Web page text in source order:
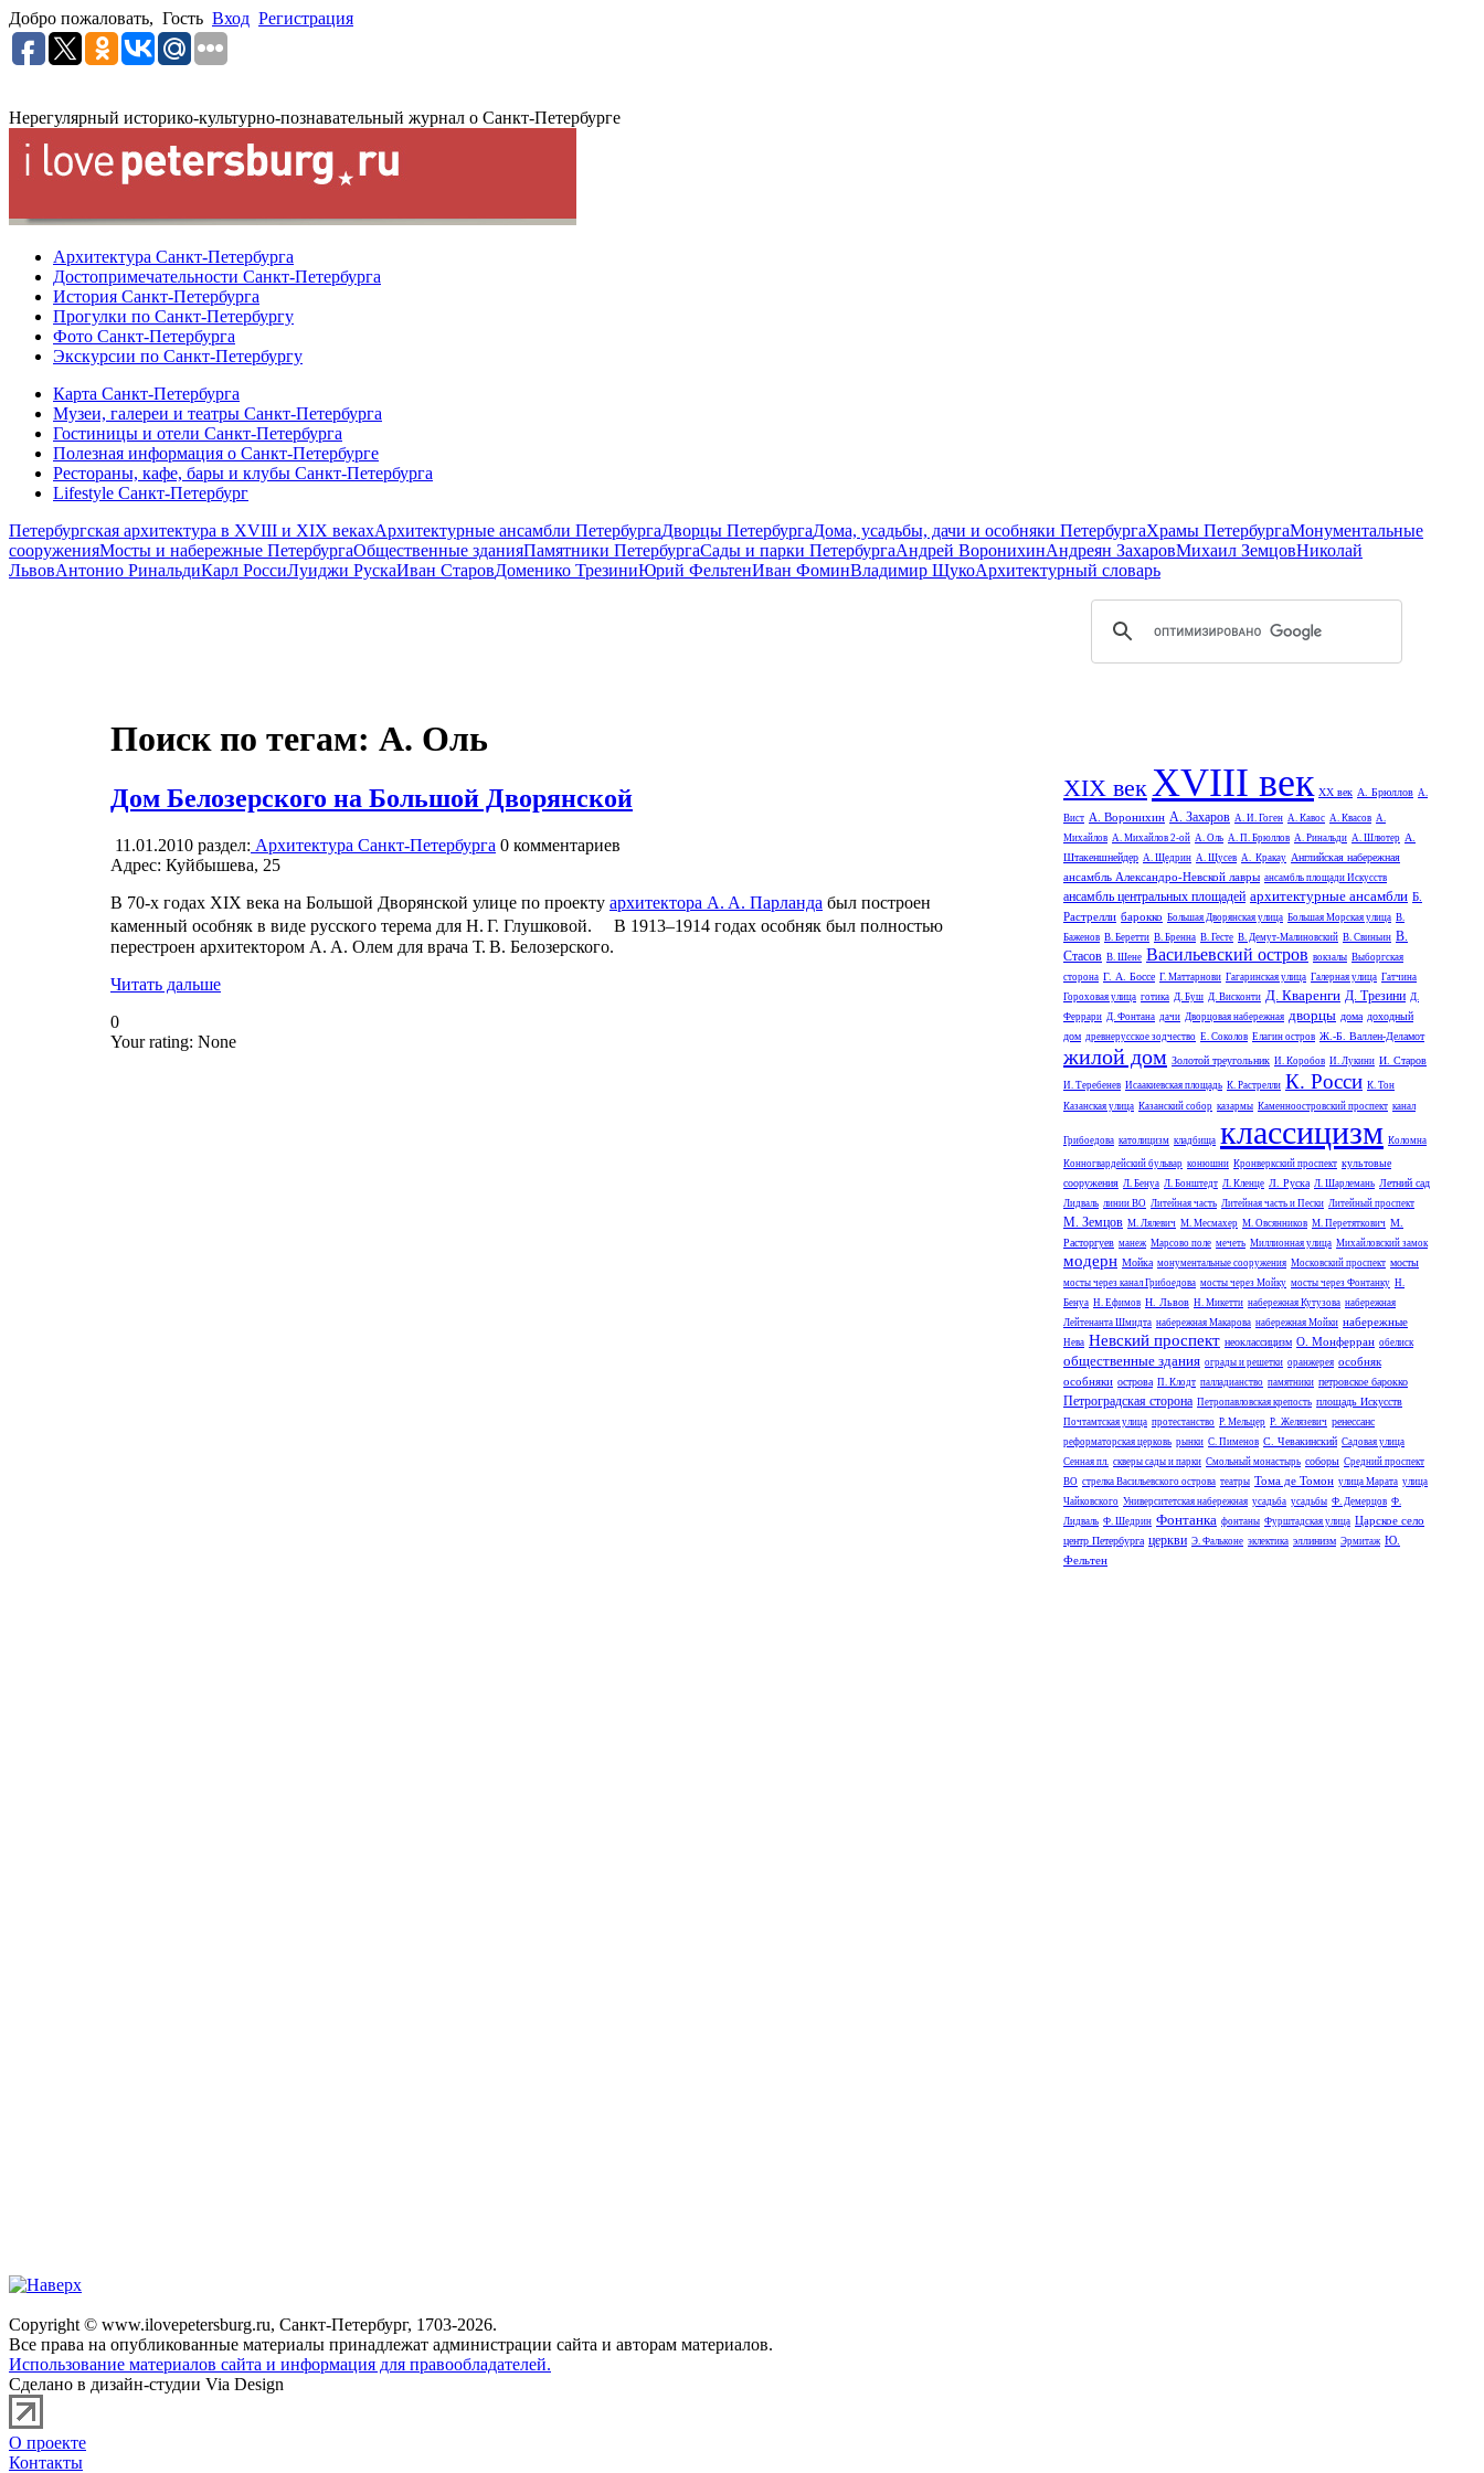
Добро пожаловать, Гость Вход Регистрация
Нерегулярный историко-культурно-познавательный журнал о Санкт-Петербурге
Архитектура Санкт-Петербурга
Достопримечательности Санкт-Петербурга
История Санкт-Петербурга
Прогулки по Санкт-Петербургу
Фото Санкт-Петербурга
Экскурсии по Санкт-Петербургу
Карта Санкт-Петербурга
Музеи, галереи и театры Санкт-Петербурга
Гостиницы и отели Санкт-Петербурга
Полезная информация о Санкт-Петербурге
Рестораны, кафе, бары и клубы Санкт-Петербурга
Lifestyle Санкт-Петербург
Петербургская архитектура в XVIII и XIX векахАрхитектурные ансамбли ПетербургаДворцы ПетербургаДома, усадьбы, дачи и особняки ПетербургаХрамы ПетербургаМонументальные
сооруженияМосты и набережные ПетербургаОбщественные зданияПамятники ПетербургаСады и парки ПетербургаАндрей ВоронихинАндреян ЗахаровМихаил ЗемцовНиколай
ЛьвовАнтонио РинальдиКарл РоссиЛуиджи РускаИван СтаровДоменико ТрезиниЮрий ФельтенИван ФоминВладимир ЩукоАрхитектурный словарь
Поиск по тегам: А. Оль
Дом Белозерского на Большой Дворянской
11.01.2010 раздел: Архитектура Санкт-Петербурга 0 комментариев
Адрес: Куйбышева, 25
В 70-х годах XIX века на Большой Дворянской улице по проекту архитектора А. А. Парланда был построен
каменный особняк в виде русского терема для Н. Г. Глушковой. В 1913–1914 годах особняк был полностью
перестроен архитектором А. А. Олем для врача Т. В. Белозерского.
Читать дальше
0
Your rating: None
XIX векXVIII век XX век А. Брюллов А.
Вист А. Воронихин А. Захаров А. И. Гоген А. Кавос А. Квасов А.
Михайлов А. Михайлов 2-ой А. Оль А. П. Брюллов А. Ринальди А. Шлютер А.
Штакеншнейдер А. Щедрин А. Щусев А. Кракау Английская набережная
ансамбль Александро-Невской лавры ансамбль площади Искусств
ансамбль центральных площадей архитектурные ансамбли Б.
Растрелли барокко Большая Дворянская улица Большая Морская улица В.
Баженов В. Беретти В. Бренна В. Гесте В. Демут-Малиновский В. Свиньин В.
Стасов В. Шене Васильевский остров вокзалы Выборгская
сторона Г. А. Боссе Г. Маттарнови Гагаринская улица Галерная улица Гатчина
Гороховая улица готика Д. Буш Д. Висконти Д. Кваренги Д. Трезини Д.
Феррари Д. Фонтана дачи Дворцовая набережная дворцы дома доходный
дом древнерусское зодчество Е. Соколов Елагин остров Ж.-Б. Валлен-Деламот
жилой дом Золотой треугольник И. Коробов И. Лукини И. Старов
И. Теребенев Исаакиевская площадь К. Растрелли К. Росси К. Тон
Казанская улица Казанский собор казармы Каменноостровский проспект канал
Грибоедова католицизм кладбища классицизм Коломна
Конногвардейский бульвар конюшни Кронверкский проспект культовые
сооружения Л. Бенуа Л. Бонштедт Л. Кленце Л. Руска Л. Шарлемань Летний сад
Лидваль линии ВО Литейная часть Литейная часть и Пески Литейный проспект
М. Земцов М. Лялевич М. Месмахер М. Овсянников М. Перетяткович М.
Расторгуев манеж Марсово поле мечеть Миллионная улица Михайловский замок
модерн Мойка монументальные сооружения Московский проспект мосты
мосты через канал Грибоедова мосты через Мойку мосты через Фонтанку Н.
Бенуа Н. Ефимов Н. Львов Н. Микетти набережная Кутузова набережная
Лейтенанта Шмидта набережная Макарова набережная Мойки набережные
Нева Невский проспект неоклассицизм О. Монферран обелиск
общественные здания ограды и решетки оранжерея особняк
особняки острова П. Клодт палладианство памятники петровское барокко
Петроградская сторона Петропавловская крепость площадь Искусств
Почтамтская улица протестанство Р. Мельцер Р. Желязевич ренессанс
реформаторская церковь рынки С. Пименов С. Чевакинский Садовая улица
Сенная пл. скверы сады и парки Смольный монастырь соборы Средний проспект
ВО стрелка Васильевского острова театры Тома де Томон улица Марата улица
Чайковского Университетская набережная усадьба усадьбы Ф. Демерцов Ф.
Лидваль Ф. Шедрин Фонтанка фонтаны Фурштадская улица Царское село
центр Петербурга церкви Э. Фальконе эклектика эллинизм Эрмитаж Ю.
Фельтен
Copyright © www.ilovepetersburg.ru, Санкт-Петербург, 1703-2026.
Все права на опубликованные материалы принадлежат администрации сайта и авторам материалов.
Использование материалов сайта и информация для правообладателей.
Сделано в дизайн-студии Via Design
О проекте
Контакты